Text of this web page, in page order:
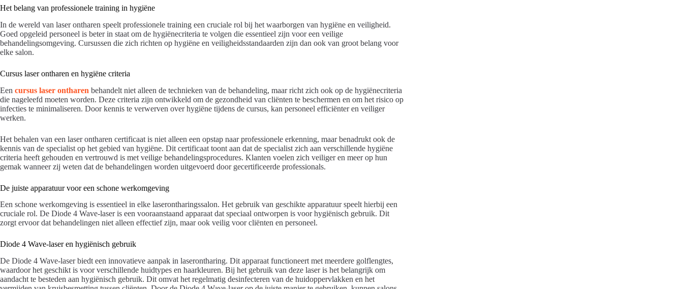
Het belang van professionele training in hygiëne
In de wereld van laser ontharen speelt professionele training een cruciale rol bij het waarborgen van hygiëne en veiligheid.
Goed opgeleid personeel is beter in staat om de hygiënecriteria te volgen die essentieel zijn voor een veilige
behandelingsomgeving. Cursussen die zich richten op hygiëne en veiligheidsstandaarden zijn dan ook van groot belang voor
elke salon.
Cursus laser ontharen en hygiëne criteria
Een cursus laser ontharen behandelt niet alleen de technieken van de behandeling, maar richt zich ook op de hygiënecriteria
die nageleefd moeten worden. Deze criteria zijn ontwikkeld om de gezondheid van cliënten te beschermen en om het risico op
infecties te minimaliseren. Door kennis te verwerven over hygiëne tijdens de cursus, kan personeel efficiënter en veiliger
werken.
Het behalen van een laser ontharen certificaat is niet alleen een opstap naar professionele erkenning, maar benadrukt ook de
kennis van de specialist op het gebied van hygiëne. Dit certificaat toont aan dat de specialist zich aan verschillende hygiëne
criteria heeft gehouden en vertrouwd is met veilige behandelingsprocedures. Klanten voelen zich veiliger en meer op hun
gemak wanneer zij weten dat de behandelingen worden uitgevoerd door gecertificeerde professionals.
De juiste apparatuur voor een schone werkomgeving
Een schone werkomgeving is essentieel in elke laserontharingssalon. Het gebruik van geschikte apparatuur speelt hierbij een
cruciale rol. De Diode 4 Wave-laser is een vooraanstaand apparaat dat speciaal ontworpen is voor hygiënisch gebruik. Dit
zorgt ervoor dat behandelingen niet alleen effectief zijn, maar ook veilig voor cliënten en personeel.
Diode 4 Wave-laser en hygiënisch gebruik
De Diode 4 Wave-laser biedt een innovatieve aanpak in laserontharing. Dit apparaat functioneert met meerdere golflengtes,
waardoor het geschikt is voor verschillende huidtypes en haarkleuren. Bij het gebruik van deze laser is het belangrijk om
aandacht te besteden aan hygiënisch gebruik. Dit omvat het regelmatig desinfecteren van de huidoppervlakken en het